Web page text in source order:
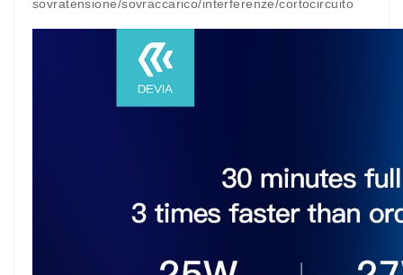
sovratensione/sovraccarico/interferenze/cortocircuito